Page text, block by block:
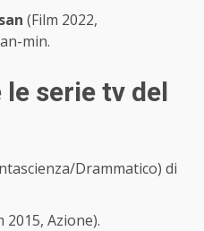
(Film 2022,
min.
serie tv del
Drammatico) di
2015, Azione).